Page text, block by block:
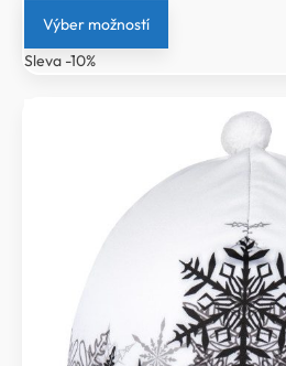
cena
byla:
399 Kč.
cena
359 Kč.
Výber možností
Sleva -10%